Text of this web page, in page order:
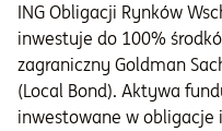
ING Obligacji Rynków
inwestuje do 100%
zagraniczny Goldman
(Local Bond). Aktywa
inwestowane w obligacje